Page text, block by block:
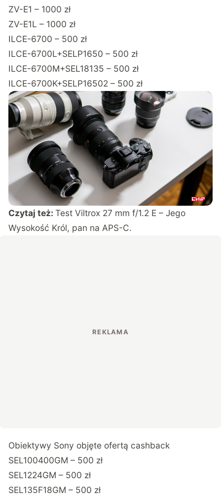
ZV-E1 – 1000 zł
ZV-E1L – 1000 zł
ILCE-6700 – 500 zł
ILCE-6700L+SELP1650 – 500 zł
ILCE-6700M+SEL18135 – 500 zł
ILCE-6700K+SELP16502 – 500 zł
Czytaj też:Test Viltrox 27 mm f/1.2 E – Jego
Wysokość Król, pan na APS-C.
Obiektywy Sony objęte ofertą cashback
SEL100400GM – 500 zł
SEL1224GM – 500 zł
SEL135F18GM – 500 zł